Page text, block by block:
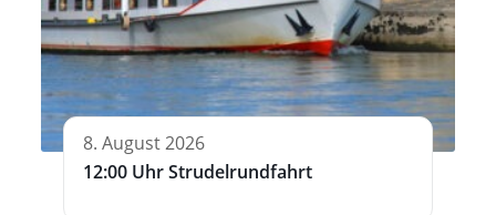
8. August 2026
12:00 Uhr Strudelrundfahrt